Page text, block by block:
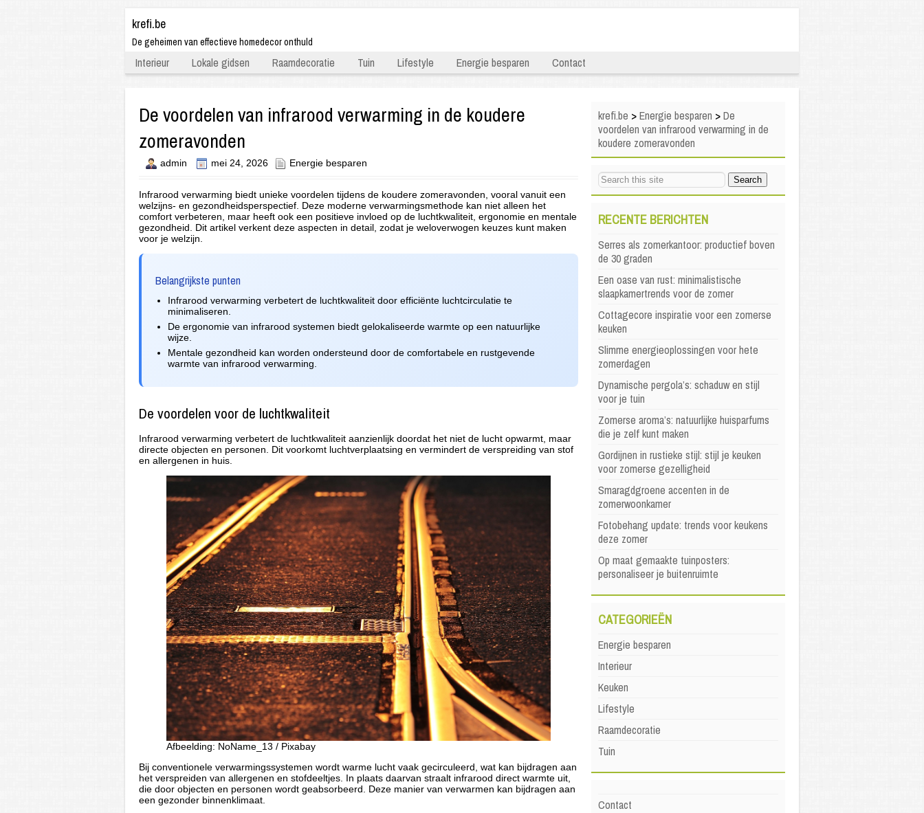
krefi.be
De geheimen van effectieve homedecor onthuld
Interieur Lokale gidsen Raamdecoratie Tuin Lifestyle Energie besparen Contact
De voordelen van infrarood verwarming in de koudere
zomeravonden
admin mei 24, 2026 Energie besparen
Infrarood verwarming biedt unieke voordelen tijdens de koudere zomeravonden, vooral vanuit een
welzijns- en gezondheidsperspectief. Deze moderne verwarmingsmethode kan niet alleen het
comfort verbeteren, maar heeft ook een positieve invloed op de luchtkwaliteit, ergonomie en mentale
gezondheid. Dit artikel verkent deze aspecten in detail, zodat je weloverwogen keuzes kunt maken
voor je welzijn.
Belangrijkste punten
Infrarood verwarming verbetert de luchtkwaliteit door efficiënte luchtcirculatie te
minimaliseren.
De ergonomie van infrarood systemen biedt gelokaliseerde warmte op een natuurlijke
wijze.
Mentale gezondheid kan worden ondersteund door de comfortabele en rustgevende
warmte van infrarood verwarming.
De voordelen voor de luchtkwaliteit
Infrarood verwarming verbetert de luchtkwaliteit aanzienlijk doordat het niet de lucht opwarmt, maar
directe objecten en personen. Dit voorkomt luchtverplaatsing en vermindert de verspreiding van stof
en allergenen in huis.
Afbeelding: NoName_13 / Pixabay
Bij conventionele verwarmingssystemen wordt warme lucht vaak gecirculeerd, wat kan bijdragen aan
het verspreiden van allergenen en stofdeeltjes. In plaats daarvan straalt infrarood direct warmte uit,
die door objecten en personen wordt geabsorbeerd. Deze manier van verwarmen kan bijdragen aan
een gezonder binnenklimaat.
krefi.be >Energie besparen >De
voordelen van infrarood verwarming in de
koudere zomeravonden
RECENTE BERICHTEN
Serres als zomerkantoor: productief boven
de 30 graden
Een oase van rust: minimalistische
slaapkamertrends voor de zomer
Cottagecore inspiratie voor een zomerse
keuken
Slimme energieoplossingen voor hete
zomerdagen
Dynamische pergola’s: schaduw en stijl
voor je tuin
Zomerse aroma’s: natuurlijke huisparfums
die je zelf kunt maken
Gordijnen in rustieke stijl: stijl je keuken
voor zomerse gezelligheid
Smaragdgroene accenten in de
zomerwoonkamer
Fotobehang update: trends voor keukens
deze zomer
Op maat gemaakte tuinposters:
personaliseer je buitenruimte
CATEGORIEËN
Energie besparen
Interieur
Keuken
Lifestyle
Raamdecoratie
Tuin
Contact